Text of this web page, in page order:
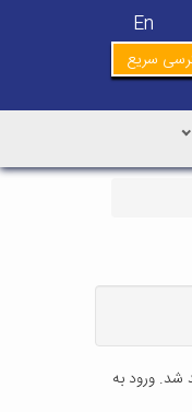
En
سریع
لینک زیر برگزار خواهد شد. ورود به